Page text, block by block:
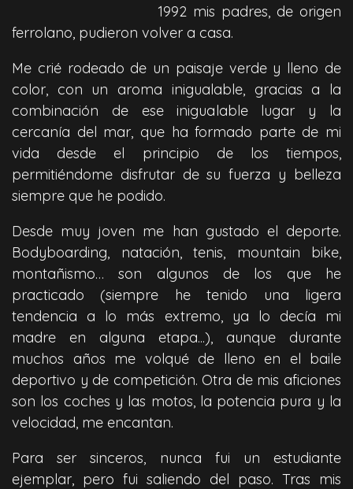
1992 mis padres, de origen
ferrolano, pudieron volver a casa.
Me crié rodeado de un paisaje verde y lleno de
color, con un aroma inigualable, gracias a la
combinación de ese inigualable lugar y la
cercanía del mar, que ha formado parte de mi
vida desde el principio de los tiempos,
permitiéndome disfrutar de su fuerza y belleza
siempre que he podido.
Desde muy joven me han gustado el deporte.
Bodyboarding, natación, tenis, mountain bike,
montañismo… son algunos de los que he
practicado (siempre he tenido una ligera
tendencia a lo más extremo, ya lo decía mi
madre en alguna etapa...), aunque durante
muchos años me volqué de lleno en el baile
deportivo y de competición. Otra de mis aficiones
son los coches y las motos, la potencia pura y la
velocidad, me encantan.
Para ser sinceros, nunca fui un estudiante
ejemplar, pero fui saliendo del paso. Tras mis